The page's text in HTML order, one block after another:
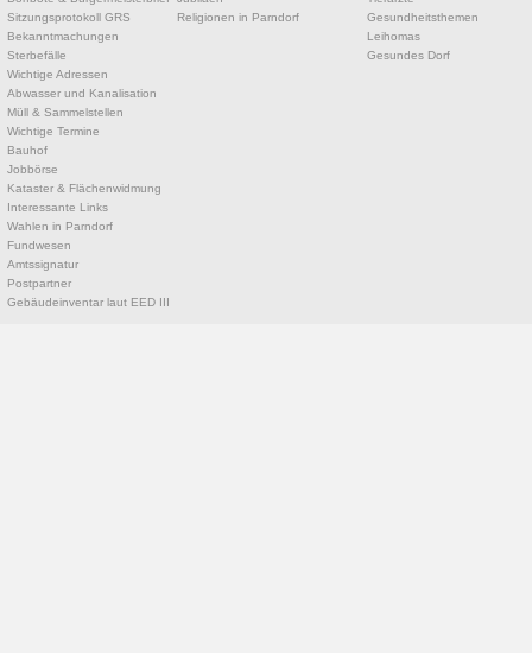
Sitzungsprotokoll GRS
Bekanntmachungen
Sterbefälle
Wichtige Adressen
Abwasser und Kanalisation
Müll & Sammelstellen
Wichtige Termine
Bauhof
Jobbörse
Kataster & Flächenwidmung
Interessante Links
Wahlen in Parndorf
Fundwesen
Amtssignatur
Postpartner
Gebäudeinventar laut EED III
Religionen in Parndorf
Gesundheitsthemen
Leihomas
Gesundes Dorf